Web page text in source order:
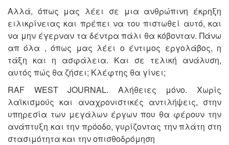
Αλλά, όπως μας λέει σε μια ανθρώπινη έκρηξη
ειλικρίνειας και πρέπει να του πιστωθεί αυτό, και
να μην έγερναν τα δέντρα πάλι θα κόβονταν. Πάνω
απ όλα , όπως μας λέει ο έντιμος εργολάβος, η
τάξη και η ασφάλεια. Και σε τελική ανάλυση,
αυτός πώς θα ζήσει; Κλέφτης θα γίνει;
RAF WEST JOURNAL. Αλήθειες μόνο. Χωρίς
λαϊκισμούς και αναχρονιστικές αντιλήψεις, στην
υπηρεσία των μεγάλων έργων που θα φέρουν την
ανάπτυξη και την πρόοδο, γυρίζοντας την πλάτη στη
στασιμότητα και την οπισθοδρόμηση